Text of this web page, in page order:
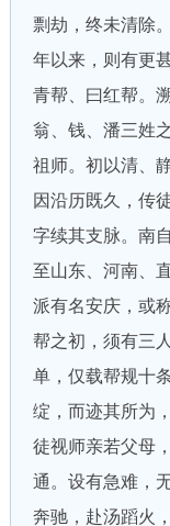
剽劫，终未清除
年以来，则有更
青帮、曰红帮。
翁、钱、潘三姓
祖师。初以清、
因沿历既久，传
字续其支脉。南
至山东、河南、
派有名安庆，或
帮之初，须有三
单，仅载帮规十
绽，而迹其所为
徒视师亲若父母
通。设有急难，
奔驰，赴汤蹈火